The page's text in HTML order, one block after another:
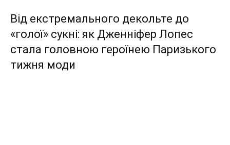
Від екстремального декольте до
«голої» сукні: як Дженніфер Лопес
стала головною героїнею Паризького
тижня моди